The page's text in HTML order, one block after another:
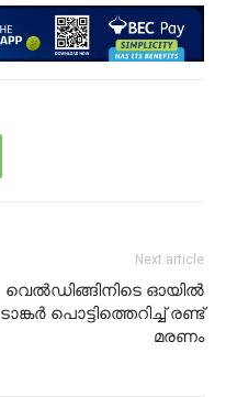
Next article
വെൽഡിങ്ങിനിടെ ഓയിൽ
ടാങ്കർ പൊട്ടിത്തെറിച്ച് രണ്ട്
മരണം